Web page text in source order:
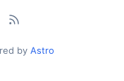
by Astro